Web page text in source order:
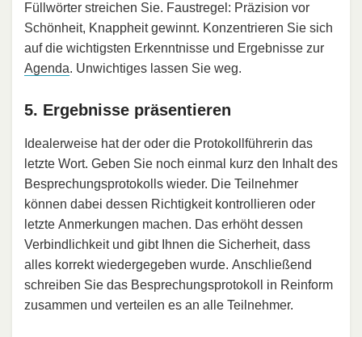
Füllwörter streichen Sie. Faustregel: Präzision vor
Schönheit, Knappheit gewinnt. Konzentrieren Sie sich
auf die wichtigsten Erkenntnisse und Ergebnisse zur
Agenda. Unwichtiges lassen Sie weg.
5. Ergebnisse präsentieren
Idealerweise hat der oder die Protokollführerin das
letzte Wort. Geben Sie noch einmal kurz den Inhalt des
Besprechungsprotokolls wieder. Die Teilnehmer
können dabei dessen Richtigkeit kontrollieren oder
letzte Anmerkungen machen. Das erhöht dessen
Verbindlichkeit und gibt Ihnen die Sicherheit, dass
alles korrekt wiedergegeben wurde. Anschließend
schreiben Sie das Besprechungsprotokoll in Reinform
zusammen und verteilen es an alle Teilnehmer.